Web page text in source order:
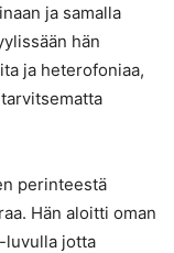
ja samalla
hän
ja heterofoniaa,
perinteestä
Hän aloitti oman
luvulla jotta